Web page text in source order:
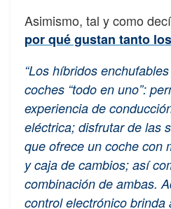
Asimismo, tal y como
por qué gustan tanto
“Los híbridos
coches “todo en uno”:
experiencia de
eléctrica; disfrutar de las
que ofrece un coche con
y caja de cambios; así
combinación de ambas.
control electrónico brinda